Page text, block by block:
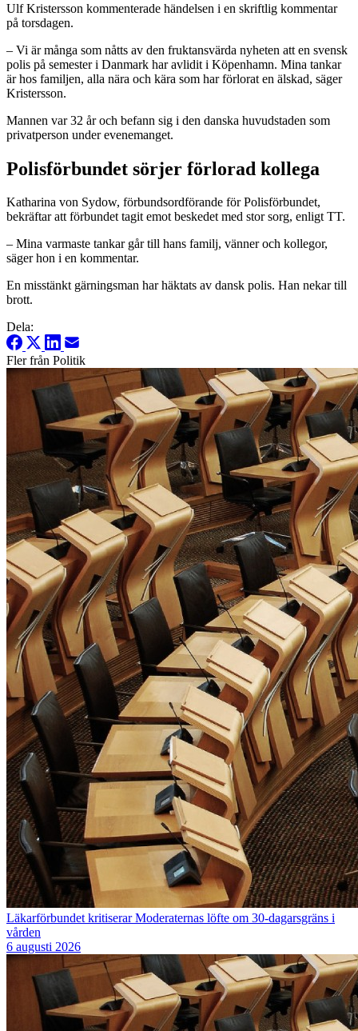
Ulf Kristersson kommenterade händelsen i en skriftlig kommentar
på torsdagen.
– Vi är många som nåtts av den fruktansvärda nyheten att en svensk
polis på semester i Danmark har avlidit i Köpenhamn. Mina tankar
är hos familjen, alla nära och kära som har förlorat en älskad, säger
Kristersson.
Mannen var 32 år och befann sig i den danska huvudstaden som
privatperson under evenemanget.
Polisförbundet sörjer förlorad kollega
Katharina von Sydow, förbundsordförande för Polisförbundet,
bekräftar att förbundet tagit emot beskedet med stor sorg, enligt TT.
– Mina varmaste tankar går till hans familj, vänner och kollegor,
säger hon i en kommentar.
En misstänkt gärningsman har häktats av dansk polis. Han nekar till
brott.
Dela:
Fler från Politik
Läkarförbundet kritiserar Moderaternas löfte om 30-dagarsgräns i
vården
6 augusti 2026